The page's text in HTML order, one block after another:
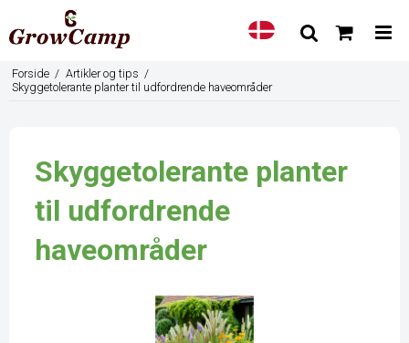
Forside / Artikler og tips /
Skyggetolerante planter til udfordrende haveområder
Skyggetolerante planter
til udfordrende
haveområder